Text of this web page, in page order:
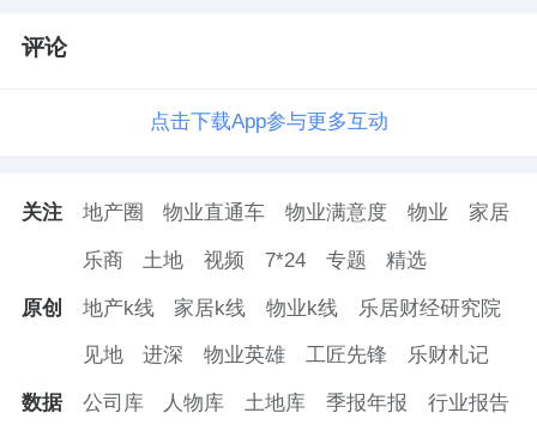
评论
点击下载App参与更多互动
关注 地产圈 物业直通车 物业满意度 物业 家居
乐商 土地 视频 7*24 专题 精选
原创 地产k线 家居k线 物业k线 乐居财经研究院
见地 进深 物业英雄 工匠先锋 乐财札记
数据 公司库 人物库 土地库 季报年报 行业报告